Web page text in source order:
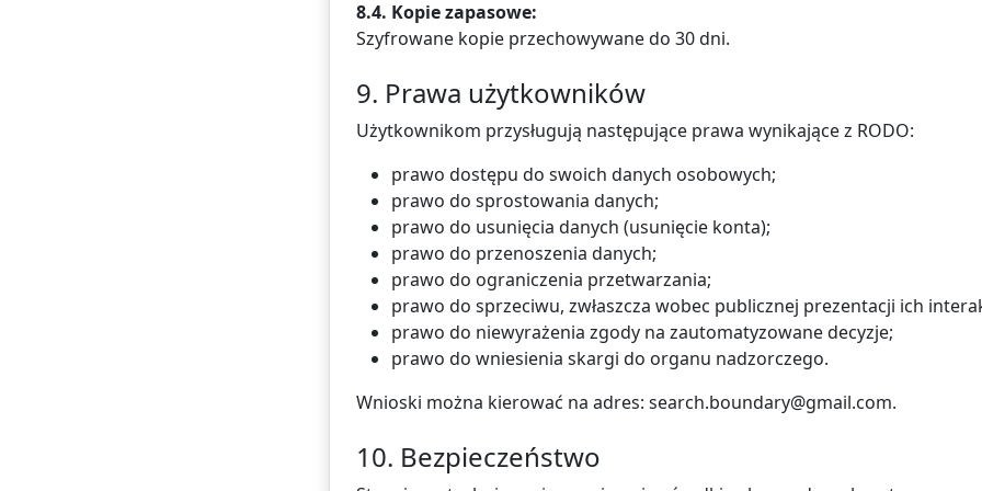
8.4. Kopie zapasowe:
Szyfrowane kopie przechowywane do 30 dni.
9. Prawa użytkowników
Użytkownikom przysługują następujące prawa wynikające z RODO:
prawo dostępu do swoich danych osobowych;
prawo do sprostowania danych;
prawo do usunięcia danych (usunięcie konta);
prawo do przenoszenia danych;
prawo do ograniczenia przetwarzania;
prawo do sprzeciwu, zwłaszcza wobec publicznej prezentacji ich
prawo do niewyrażenia zgody na zautomatyzowane decyzje;
prawo do wniesienia skargi do organu nadzorczego.
Wnioski można kierować na adres: search.boundary@gmail.com.
10. Bezpieczeństwo